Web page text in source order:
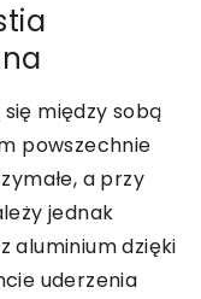
między sobą
powszechnie
a przy
jednak
aluminium dzięki
uderzenia